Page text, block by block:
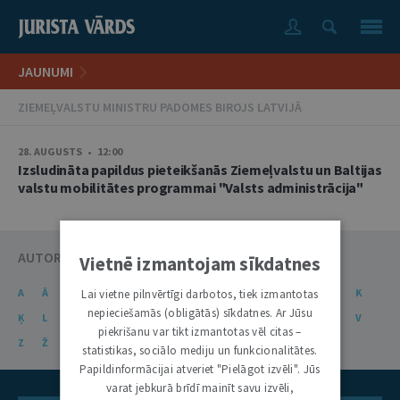
JAUNUMI
ZIEMEĻVALSTU MINISTRU PADOMES BIROJS LATVIJĀ
28. AUGUSTS • 12:00
Izsludināta papildus pieteikšanās Ziemeļvalstu un Baltijas
valstu mobilitātes programmai "Valsts administrācija"
AUTORU KATALOGS
A Ā C Č D E Ē F G Ģ H I
K
Ķ
L M N Ņ O P R S Š T U
V
Z
Ž
Vietnē izmantojam sīkdatnes
Lai vietne pilnvērtīgi darbotos, tiek izmantotas
nepieciešamās (obligātās) sīkdatnes. Ar Jūsu
piekrišanu var tikt izmantotas vēl citas –
statistikas, sociālo mediju un funkcionalitātes.
Papildinformācijai atveriet "Pielāgot izvēli". Jūs
varat jebkurā brīdī mainīt savu izvēli,